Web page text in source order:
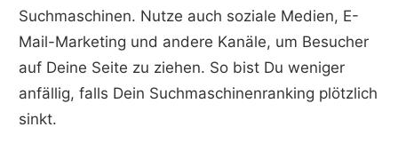
Suchmaschinen. Nutze auch soziale Medien, E-
Mail-Marketing und andere Kanäle, um Besucher
auf Deine Seite zu ziehen. So bist Du weniger
anfällig, falls Dein Suchmaschinenranking plötzlich
sinkt.